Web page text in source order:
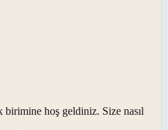
birimine hoş geldiniz. Size nasıl